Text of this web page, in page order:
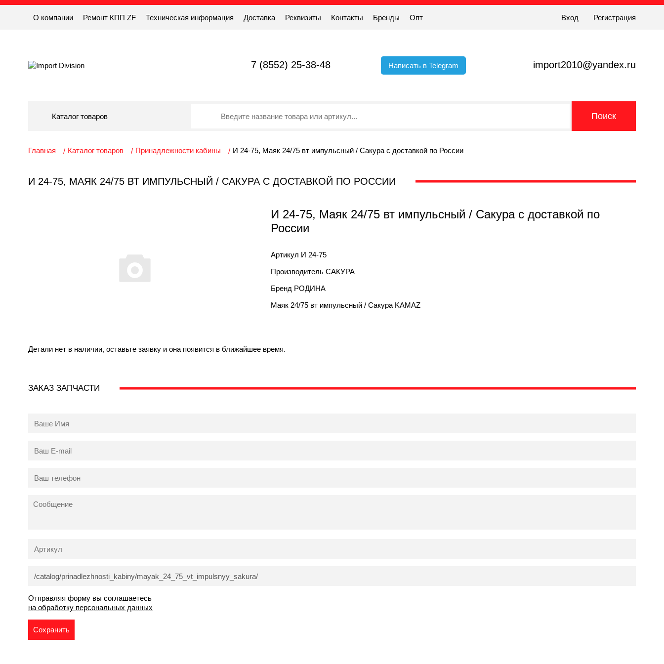
О компании Ремонт КПП ZF Техническая информация Доставка Реквизиты Контакты Бренды Опт Вход Регистрация
7 (8552) 25-38-48 Написать в Telegram import2010@yandex.ru
Каталог товаров
Главная Каталог товаров Принадлежности кабины И 24-75, Маяк 24/75 вт импульсный / Сакура с доставкой по России
И 24-75, МАЯК 24/75 ВТ ИМПУЛЬСНЫЙ / САКУРА С ДОСТАВКОЙ ПО РОССИИ
И 24-75, Маяк 24/75 вт импульсный / Сакура с доставкой по
России
Артикул И 24-75
Производитель САКУРА
Бренд РОДИНА
Маяк 24/75 вт импульсный / Сакура KAMAZ
Детали нет в наличии, оставьте заявку и она появится в ближайшее время.
ЗАКАЗ ЗАПЧАСТИ
Отправляя форму вы соглашаетесь
на обработку персональных данных